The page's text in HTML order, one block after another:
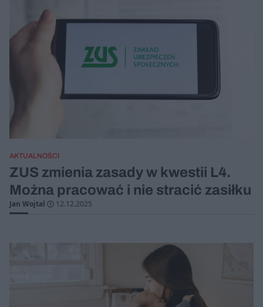
AKTUALNOŚCI
ZUS zmienia zasady w kwestii L4.
Można pracować i nie stracić zasiłku
Jan Wojtal 12.12.2025